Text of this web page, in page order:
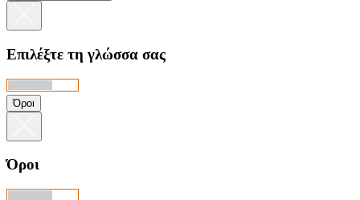
Επιλέξτε τη γλώσσα σας
Όροι
Όροι